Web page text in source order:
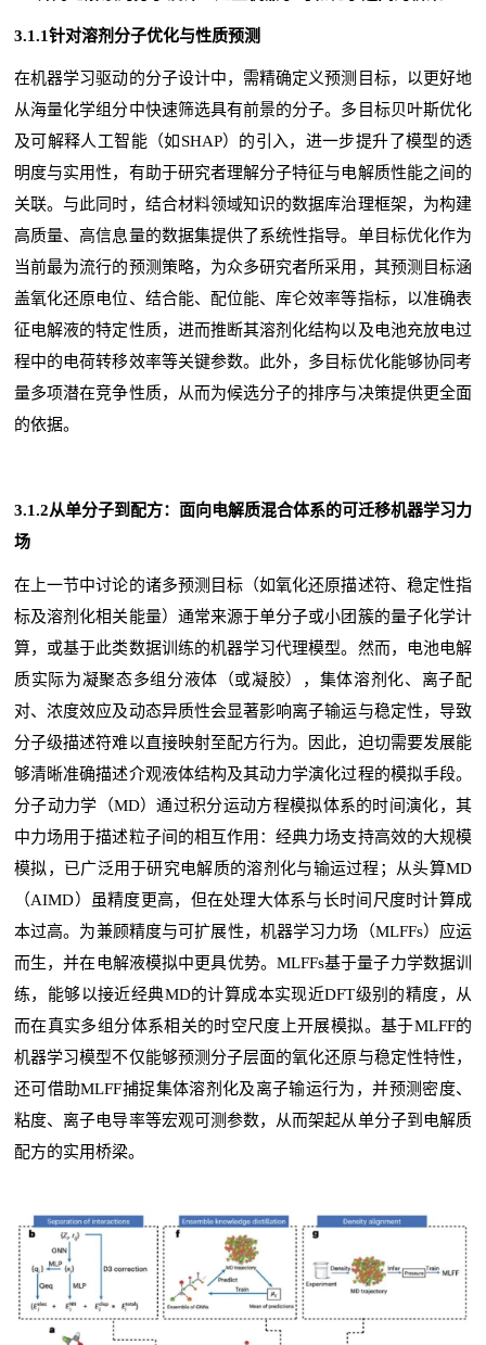
3.1.1针对溶剂分子优化与性质预测
在机器学习驱动的分子设计中，需精确定义预测目标，以更好地
从海量化学组分中快速筛选具有前景的分子。多目标贝叶斯优化
及可解释人工智能（如SHAP）的引入，进一步提升了模型的透
明度与实用性，有助于研究者理解分子特征与电解质性能之间的
关联。与此同时，结合材料领域知识的数据库治理框架，为构建
高质量、高信息量的数据集提供了系统性指导。单目标优化作为
当前最为流行的预测策略，为众多研究者所采用，其预测目标涵
盖氧化还原电位、结合能、配位能、库仑效率等指标，以准确表
征电解液的特定性质，进而推断其溶剂化结构以及电池充放电过
程中的电荷转移效率等关键参数。此外，多目标优化能够协同考
量多项潜在竞争性质，从而为候选分子的排序与决策提供更全面
的依据。
3.1.2从单分子到配方：面向电解质混合体系的可迁移机器学习力
场
在上一节中讨论的诸多预测目标（如氧化还原描述符、稳定性指
标及溶剂化相关能量）通常来源于单分子或小团簇的量子化学计
算，或基于此类数据训练的机器学习代理模型。然而，电池电解
质实际为凝聚态多组分液体（或凝胶），集体溶剂化、离子配
对、浓度效应及动态异质性会显著影响离子输运与稳定性，导致
分子级描述符难以直接映射至配方行为。因此，迫切需要发展能
够清晰准确描述介观液体结构及其动力学演化过程的模拟手段。
分子动力学（MD）通过积分运动方程模拟体系的时间演化，其
中力场用于描述粒子间的相互作用：经典力场支持高效的大规模
模拟，已广泛用于研究电解质的溶剂化与输运过程；从头算MD
（AIMD）虽精度更高，但在处理大体系与长时间尺度时计算成
本过高。为兼顾精度与可扩展性，机器学习力场（MLFFs）应运
而生，并在电解液模拟中更具优势。MLFFs基于量子力学数据训
练，能够以接近经典MD的计算成本实现近DFT级别的精度，从
而在真实多组分体系相关的时空尺度上开展模拟。基于MLFF的
机器学习模型不仅能够预测分子层面的氧化还原与稳定性特性，
还可借助MLFF捕捉集体溶剂化及离子输运行为，并预测密度、
粘度、离子电导率等宏观可测参数，从而架起从单分子到电解质
配方的实用桥梁。